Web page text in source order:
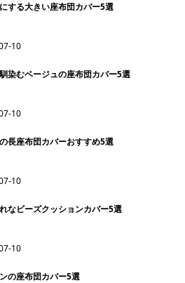
する大きい座布団カバー5選
10
染むベージュの座布団カバー5選
10
長座布団カバーおすすめ5選
10
なビーズクッションカバー5選
10
の座布団カバー5選